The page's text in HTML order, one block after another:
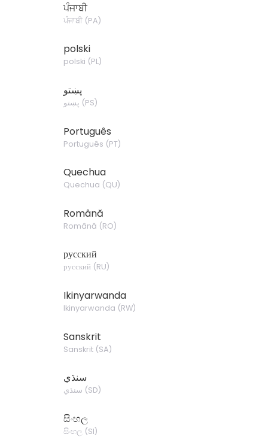
ਪੰਜਾਬੀ
ਪੰਜਾਬੀ(PA)
polski
polski (PL)
پښتو
پښتو (PS)
Português
Português (PT)
Quechua
Quechua (QU)
Română
Română (RO)
русский
русский (RU)
Ikinyarwanda
Ikinyarwanda (RW)
Sanskrit
Sanskrit(SA)
سنڌي
سنڌي (SD)
සිංහල
සිංහල (SI)